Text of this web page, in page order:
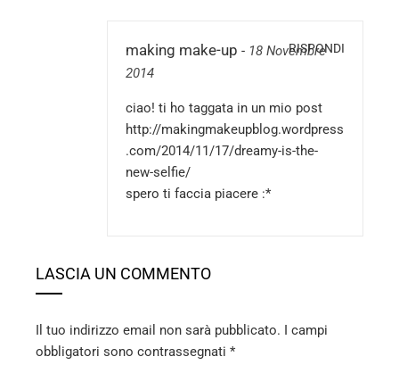
making make-up - 18 Novembre
2014
RISPONDI
ciao! ti ho taggata in un mio post
http://makingmakeupblog.wordpress
.com/2014/11/17/dreamy-is-the-
new-selfie/
spero ti faccia piacere :*
LASCIA UN COMMENTO
Il tuo indirizzo email non sarà pubblicato. I campi
obbligatori sono contrassegnati *